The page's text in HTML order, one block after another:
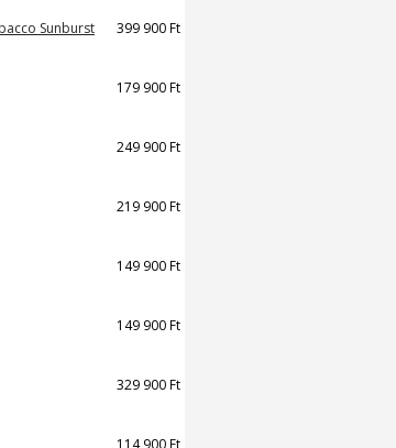
Sunburst 399 900 Ft
179 900 Ft
249 900 Ft
219 900 Ft
149 900 Ft
149 900 Ft
329 900 Ft
114 900 Ft